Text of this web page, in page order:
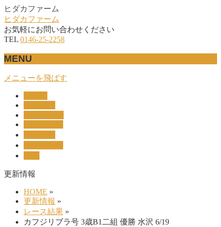
ヒダカファーム
ヒダカファーム
お気軽にお問い合わせください
TEL 0146-25-2258
MENU
メニューを飛ばす
更新情報
HOME »
更新情報 »
レース結果 »
カフジリブラ号 3歳B1二組 優勝 水沢 6/19